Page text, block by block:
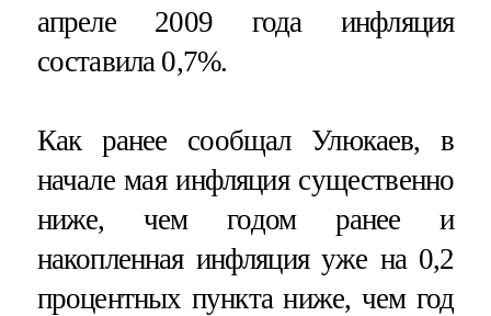
апреле 2009 года инфляция
составила 0,7%.
Как ранее сообщал Улюкаев, в
начале мая инфляция существенно
ниже, чем годом ранее и
накопленная инфляция уже на 0,2
процентных пункта ниже, чем год